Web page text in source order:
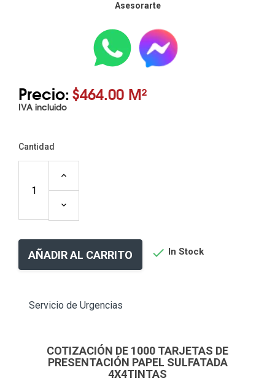
Asesorarte
Precio:$464.00 M²
IVA incluido
Cantidad
AÑADIR AL CARRITO  In Stock
Servicio de Urgencias
COTIZACIÓN DE 1000 TARJETAS DE
PRESENTACIÓN PAPEL SULFATADA
4X4TINTAS